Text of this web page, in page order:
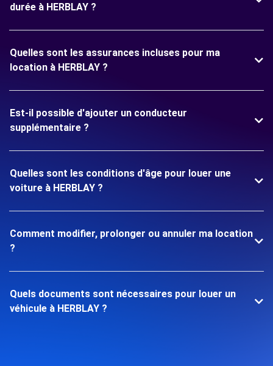
durée à HERBLAY ?
Quelles sont les assurances incluses pour ma
location à HERBLAY ?
Est-il possible d'ajouter un conducteur
supplémentaire ?
Quelles sont les conditions d'âge pour louer une
voiture à HERBLAY ?
Comment modifier, prolonger ou annuler ma location
?
Quels documents sont nécessaires pour louer un
véhicule à HERBLAY ?